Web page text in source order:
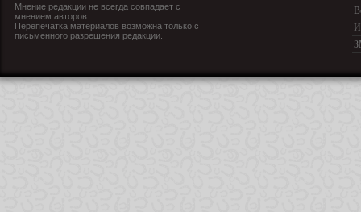
Мнение редакции не всегда совпадает с
мнением авторов.
Перепечатка материалов возможна только с
письменного разрешения редакции.